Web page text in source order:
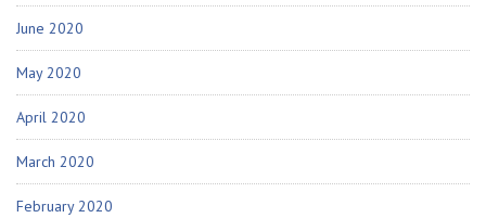
June 2020
May 2020
April 2020
March 2020
February 2020